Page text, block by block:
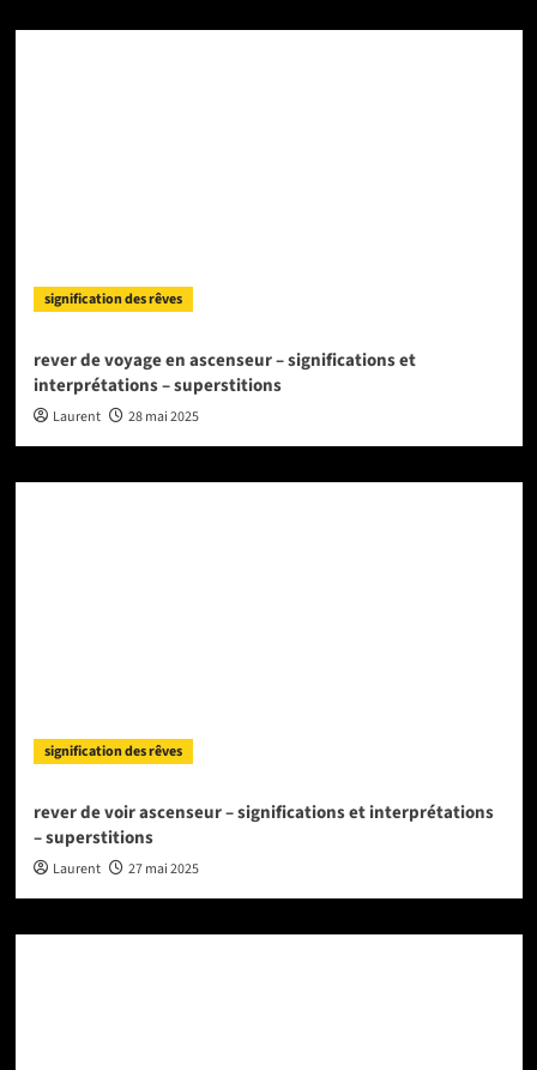
signification des rêves
rever de voyage en ascenseur – significations et
interprétations – superstitions
Laurent 28 mai 2025
signification des rêves
rever de voir ascenseur – significations et interprétations
– superstitions
Laurent 27 mai 2025